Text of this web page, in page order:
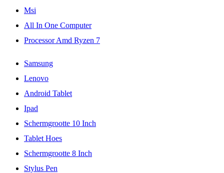
Msi
All In One Computer
Processor Amd Ryzen 7
Samsung
Lenovo
Android Tablet
Ipad
Schermgrootte 10 Inch
Tablet Hoes
Schermgrootte 8 Inch
Stylus Pen